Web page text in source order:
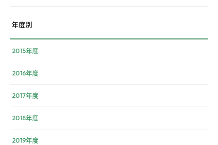
年度別
2015年度
2016年度
2017年度
2018年度
2019年度